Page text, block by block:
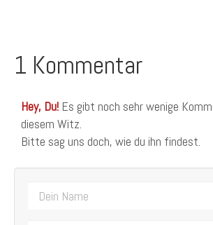
1 Kommentar
Hey, Du! Es gibt noch sehr wenige
diesem Witz.
Bitte sag uns doch, wie du ihn findest.